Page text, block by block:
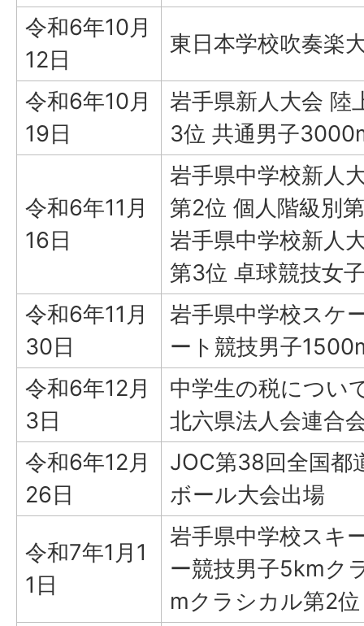
令和6年10月
12日
東日本学校吹奏楽
令和6年10月
19日
岩手県新人大会 陸
3位 共通男子
令和6年11月
16日
岩手県中学校新人
第2位 個人階級別
岩手県中学校新人
第3位 卓球競技女
令和6年11月
30日
岩手県中学校スケ
ート競技男子
令和6年12月
3日
中学生の税につい
北六県法人会連合
令和6年12月
26日
JOC第38回全国都
ボール大会出場
令和7年1月1
1日
岩手県中学校スキ
ー競技男子5kmク
mクラシカル第2位